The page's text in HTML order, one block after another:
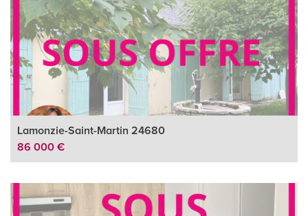
Lamonzie-Saint-Martin 24680
86 000 €